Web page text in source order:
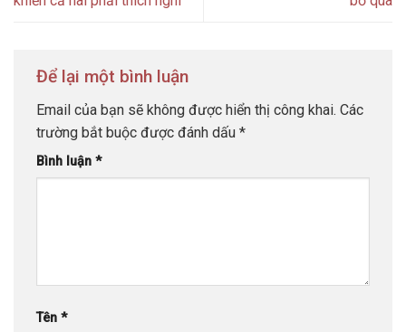
Để lại một bình luận
Email của bạn sẽ không được hiển thị công khai. Các
trường bắt buộc được đánh dấu *
Bình luận *
Tên *